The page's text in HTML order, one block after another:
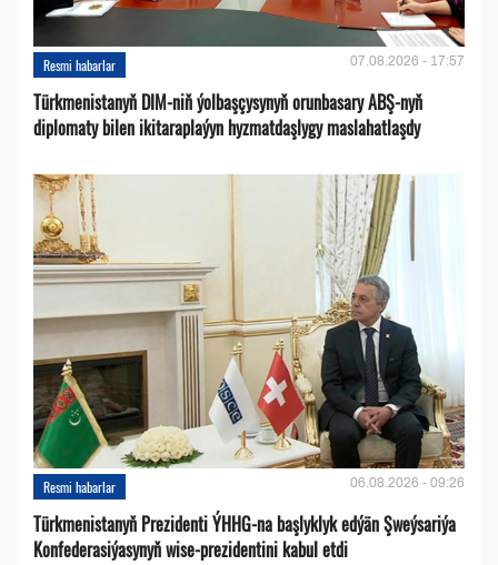
Resmi habarlar 07.08.2026 - 17:57
Türkmenistanyň DIM-niň ýolbaşçysynyň orunbasary ABŞ-nyň
diplomaty bilen ikitaraplaýyn hyzmatdaşlygy maslahatlaşdy
Resmi habarlar 06.08.2026 - 09:26
Türkmenistanyň Prezidenti ÝHHG-na başlyklyk edýän Şweýsariýa
Konfederasiýasynyň wise-prezidentini kabul etdi